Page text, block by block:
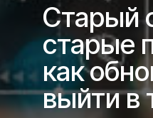
Старый
старые
как
выйти в